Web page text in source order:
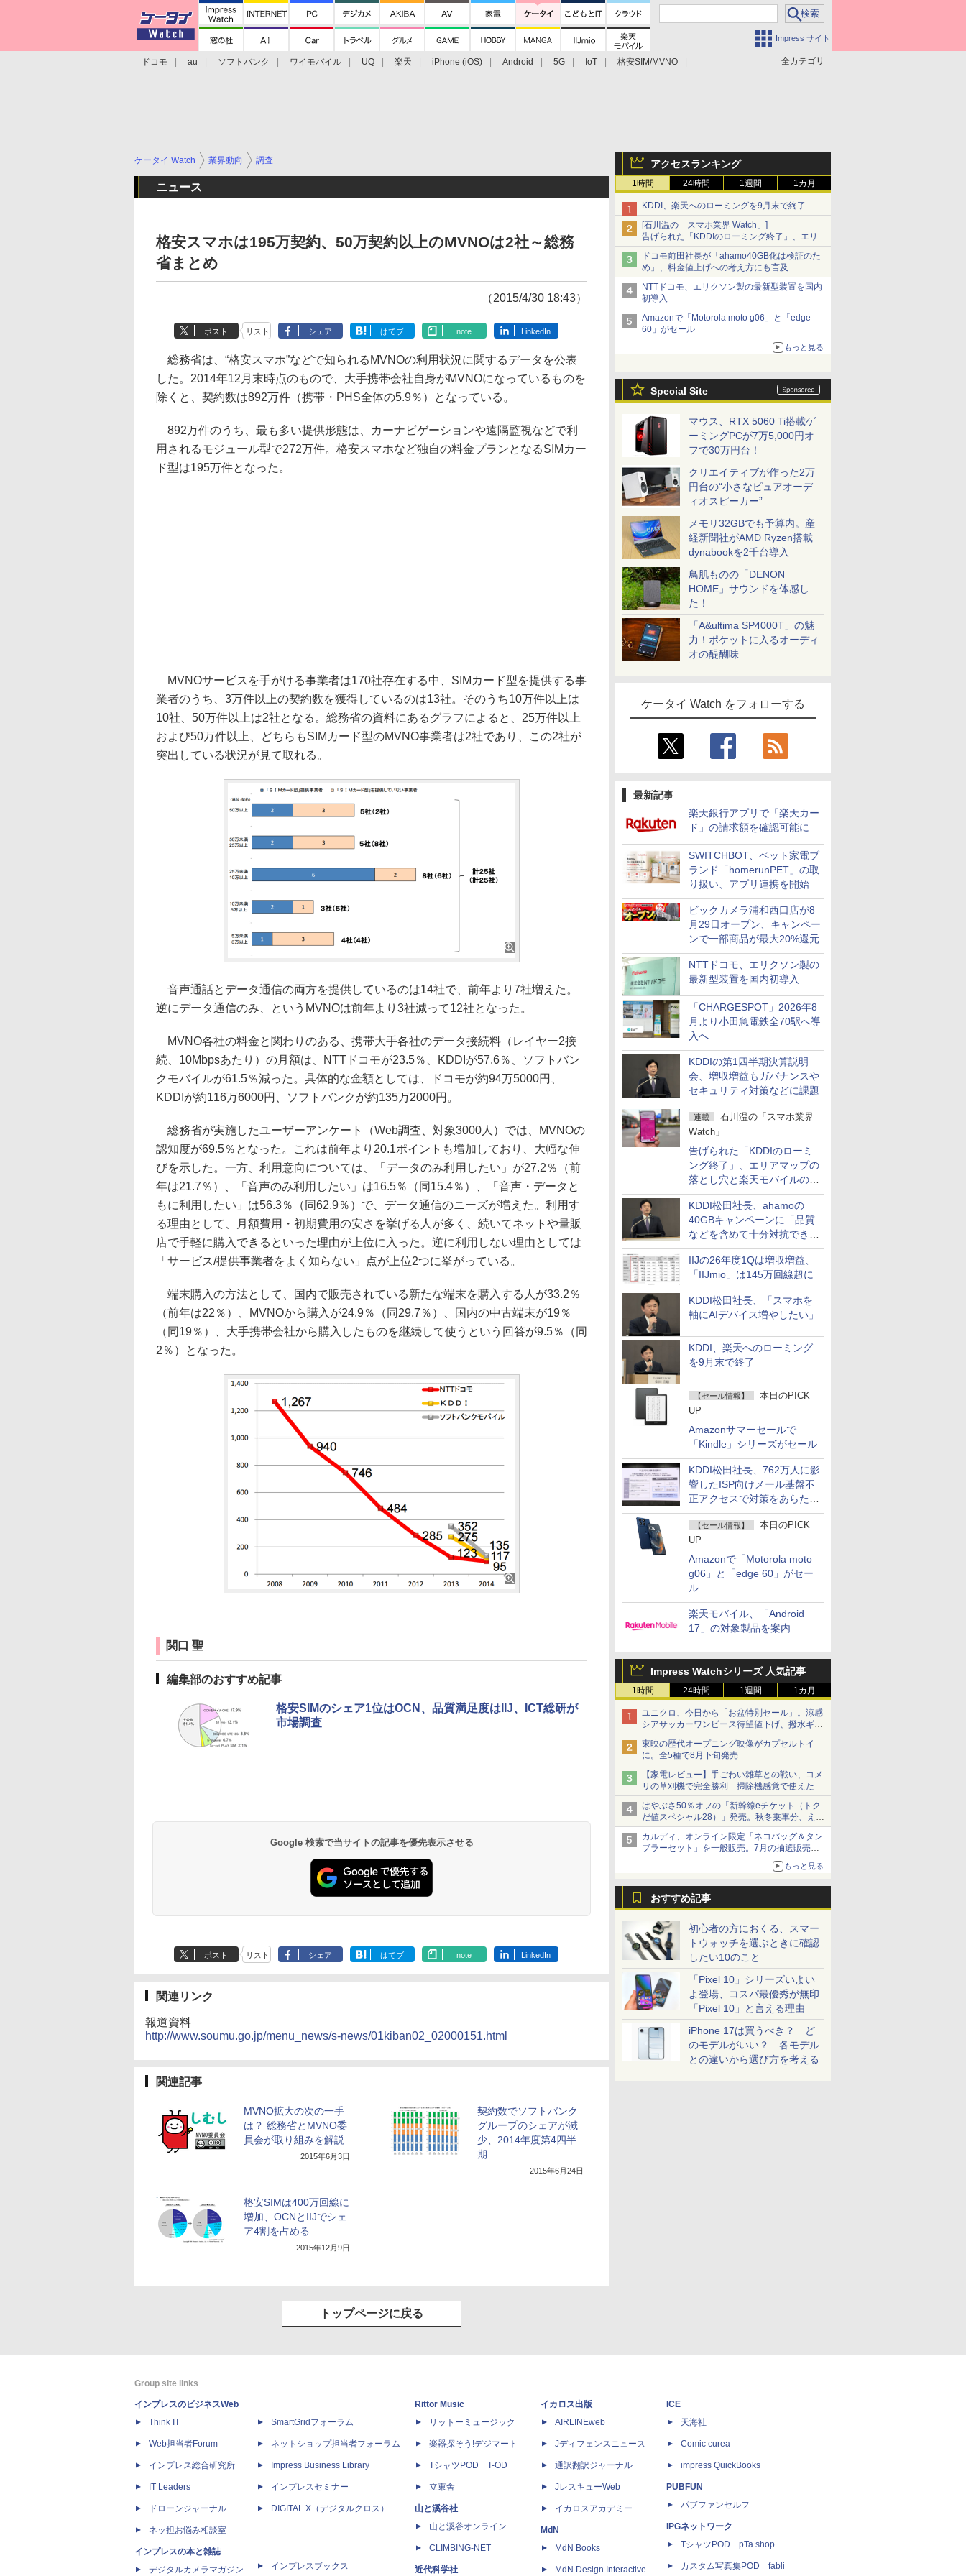
Impress サイト
全カテゴリ
ドコモ au ソフトバンク ワイモバイル UQ 楽天 iPhone (iOS) Android 5G IoT
格安SIM/MVNO
アクセスランキング
1時間 24時間 1週間 1カ月
KDDI、楽天へのローミングを9月末で終了
[石川温の「スマホ業界 Watch」]
告げられた「KDDIのローミング終了」、エリア
マップの落とし穴と楽天モバイルの課題
ドコモ前田社長が「ahamo40GB化は検証のた
め」、料金値上げへの考え方にも言及
NTTドコモ、エリクソン製の最新型装置を国内
初導入
Amazonで「Motorola moto g06」と「edge
60」がセール
もっと見る
Special Site
マウス、RTX 5060 Ti搭載ゲ
ーミングPCが7万5,000円オ
フで30万円台！
クリエイティブが作った2万
円台の“小さなピュアオーデ
ィオスピーカー”
メモリ32GBでも予算内。産
経新聞社がAMD Ryzen搭載
dynabookを2千台導入
鳥肌ものの「DENON
HOME」サウンドを体感し
た！
「A&ultima SP4000T」の魅
力！ポケットに入るオーディ
オの醍醐味
ケータイ Watch をフォローする
最新記事
楽天銀行アプリで「楽天カー
ド」の請求額を確認可能に
SWITCHBOT、ペット家電ブ
ランド「homerunPET」の取
り扱い、アプリ連携を開始
ビックカメラ浦和西口店が8
月29日オープン、キャンペー
ンで一部商品が最大20%還元
NTTドコモ、エリクソン製の
最新型装置を国内初導入
「CHARGESPOT」2026年8
月より小田急電鉄全70駅へ導
入へ
KDDIの第1四半期決算説明
会、増収増益もガバナンスや
セキュリティ対策などに課題
連載
石川温の「スマホ業界
Watch」
告げられた「KDDIのローミ
ング終了」、エリアマップの
落とし穴と楽天モバイルの課
題
KDDI松田社長、ahamoの
40GBキャンペーンに「品質
などを含めて十分対抗でき
る」
IIJの26年度1Qは増収増益、
「IIJmio」は145万回線超に
KDDI松田社長、「スマホを
軸にAIデバイス増やしたい」
KDDI、楽天へのローミング
を9月末で終了
【セール情報】
本日のPICK
UP
Amazonサマーセールで
「Kindle」シリーズがセール
KDDI松田社長、762万人に影
響したISP向けメール基盤不
正アクセスで対策をあらため
て説明
【セール情報】
本日のPICK
UP
Amazonで「Motorola moto
g06」と「edge 60」がセー
ル
楽天モバイル、「Android
17」の対象製品を案内
Impress Watchシリーズ 人気記事
1時間 24時間 1週間 1カ月
ユニクロ、今日から「お盆特別セール」。涼感
シアサッカーワンピース待望値下げ、撥水ギア
ショーツは1990円に
東映の歴代オープニング映像がカプセルトイ
に。全5種で8月下旬発売
【家電レビュー】手ごわい雑草との戦い、コメ
リの草刈機で完全勝利 掃除機感覚で使えた
はやぶさ50％オフの「新幹線eチケット（トク
だ値スペシャル28）」発売。秋冬乗車分、えき
ねっと限定
カルディ、オンライン限定「ネコバッグ＆タン
ブラーセット」を一般販売。7月の抽選販売の
もっと見る
おすすめ記事
初心者の方におくる、スマー
トウォッチを選ぶときに確認
したい10のこと
「Pixel 10」シリーズいよい
よ登場、コスパ最優秀が無印
「Pixel 10」と言える理由
iPhone 17は買うべき？ ど
のモデルがいい？ 各モデル
との違いから選び方を考える
ケータイ Watch 業界動向 調査
ニュース
格安スマホは195万契約、50万契約以上のMVNOは2社～総務
省まとめ
（2015/4/30 18:43）
ポスト リスト シェア はてブ note LinkedIn
総務省は、“格安スマホ”などで知られるMVNOの利用状況に関するデータを公表
した。2014年12月末時点のもので、大手携帯会社自身がMVNOになっているものを
除くと、契約数は892万件（携帯・PHS全体の5.9％）となっている。
892万件のうち、最も多い提供形態は、カーナビゲーションや遠隔監視などで利
用されるモジュール型で272万件。格安スマホなど独自の料金プランとなるSIMカー
ド型は195万件となった。
MVNOサービスを手がける事業者は170社存在する中、SIMカード型を提供する事
業者のうち、3万件以上の契約数を獲得しているのは13社。そのうち10万件以上は
10社、50万件以上は2社となる。総務省の資料にあるグラフによると、25万件以上
および50万件以上、どちらもSIMカード型のMVNO事業者は2社であり、この2社が
突出している状況が見て取れる。
音声通話とデータ通信の両方を提供しているのは14社で、前年より7社増えた。
逆にデータ通信のみ、というMVNOは前年より3社減って12社となった。
MVNO各社の料金と関わりのある、携帯大手各社のデータ接続料（レイヤー2接
続、10Mbpsあたり）の月額は、NTTドコモが23.5％、KDDIが57.6％、ソフトバン
クモバイルが61.5％減った。具体的な金額としては、ドコモが約94万5000円、
KDDIが約116万6000円、ソフトバンクが約135万2000円。
総務省が実施したユーザーアンケート（Web調査、対象3000人）では、MVNOの
認知度が69.5％となった。これは前年より20.1ポイントも増加しており、大幅な伸
びを示した。一方、利用意向については、「データのみ利用したい」が27.2％（前
年は21.7％）、「音声のみ利用したい」は16.5％（同15.4％）、「音声・データと
もに利用したい」は56.3％（同62.9％）で、データ通信のニーズが増えた。利用す
る理由として、月額費用・初期費用の安さを挙げる人が多く、続いてネットや量販
店で手軽に購入できるといった理由が上位に入った。逆に利用しない理由としては
「サービス/提供事業者をよく知らない」点が上位2つに挙がっている。
端末購入の方法として、国内で販売されている新たな端末を購入する人が33.2％
（前年は22％）、MVNOから購入が24.9％（同29.7％）、国内の中古端末が19％
（同19％）、大手携帯会社から購入したものを継続して使うという回答が9.5％（同
2％）となった。
関口 聖
編集部のおすすめ記事
格安SIMのシェア1位はOCN、品質満足度はIIJ、ICT総研が
市場調査
Google 検索で当サイトの記事を優先表示させる
ポスト リスト シェア はてブ note LinkedIn
関連リンク
報道資料
http://www.soumu.go.jp/menu_news/s-news/01kiban02_02000151.html
関連記事
MVNO拡大の次の一手
は？ 総務省とMVNO委
員会が取り組みを解説
2015年6月3日
契約数でソフトバンク
グループのシェアが減
少、2014年度第4四半
期
2015年6月24日
格安SIMは400万回線に
増加、OCNとIIJでシェ
ア4割を占める
2015年12月9日
トップページに戻る
Group site links
インプレスのビジネスWeb
Think IT
Web担当者Forum
インプレス総合研究所
IT Leaders
ドローンジャーナル
ネッ担お悩み相談室
インプレスの本と雑誌
デジタルカメラマガジン
SmartGridフォーラム
ネットショップ担当者フォーラム
Impress Business Library
インプレスセミナー
DIGITAL X（デジタルクロス）
インプレスブックス
Rittor Music
リットーミュージック
楽器探そう!デジマート
TシャツPOD T-OD
立東舎
山と溪谷社
山と溪谷オンライン
CLIMBING-NET
近代科学社
イカロス出版
AIRLINEweb
Jディフェンスニュース
通訳翻訳ジャーナル
JレスキューWeb
イカロスアカデミー
MdN
MdN Books
MdN Design Interactive
ICE
天海社
Comic curea
impress QuickBooks
PUBFUN
パブファンセルフ
IPGネットワーク
TシャツPOD pTa.shop
カスタム写真集POD fabli